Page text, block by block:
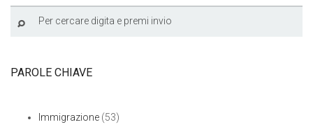
PAROLE CHIAVE
Immigrazione (53)